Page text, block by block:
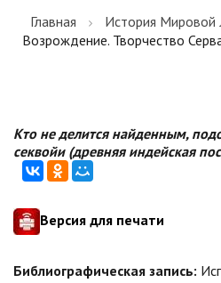
Главная История Мировой
Возрождение. Творчество
Кто не делится найденным,
секвойи (древняя индейская
Версия для печати
Библиографическая запись: